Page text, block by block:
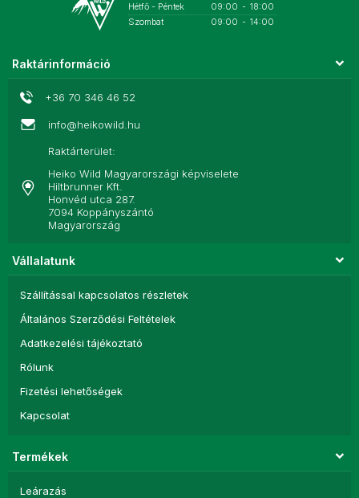
Hétfő - Péntek 09:00 - 18:00
Szombat
09:00 - 14:00
Raktárinformáció
+36 70 346 46 52
info@heikowild.hu
Raktárterület:
Heiko Wild Magyarországi képviselete
Hiltbrunner Kft.
Honvéd utca 287.
7094 Koppányszántó
Magyarország
Vállalatunk
Szállítással kapcsolatos részletek
Általános Szerződési Feltételek
Adatkezelési tájékoztató
Rólunk
Fizetési lehetőségek
Kapcsolat
Termékek
Leárazás